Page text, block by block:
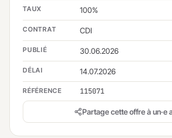
TAUX 100%
CONTRAT CDI
PUBLIÉ 30.06.2026
DÉLAI 14.07.2026
RÉFÉRENCE 115071
Partage cette offre à un·e